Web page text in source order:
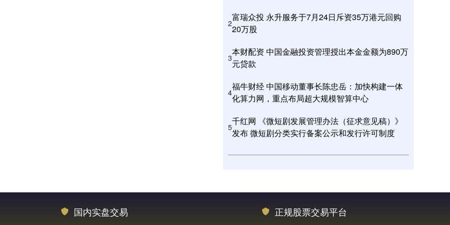
2
富瑞众投 永升服务于7月24日斥资35万港元回购
20万股
3
本财配资 中国金融投资管理授出本金金额为890万
元贷款
4
福牛财经 中国移动董事长陈忠岳：加快构建一体
化算力网，重点布局超大规模智算中心
5
千红网 《微短剧发展管理办法（征求意见稿）》
发布 微短剧分类实行备案公示和发行许可制度
国内实盘交易 正规股票交易平台